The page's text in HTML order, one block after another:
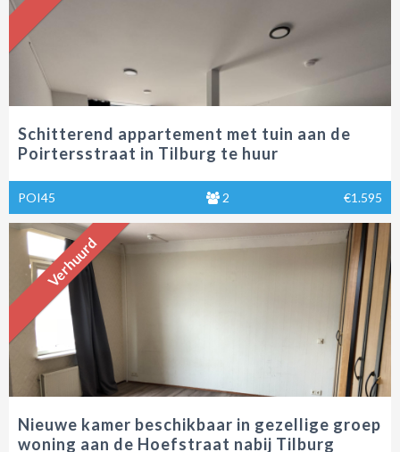
Schitterend appartement met tuin aan de
Poirtersstraat in Tilburg te huur
POI45 2 €1.595
Verhuurd
Nieuwe kamer beschikbaar in gezellige groep
woning aan de Hoefstraat nabij Tilburg